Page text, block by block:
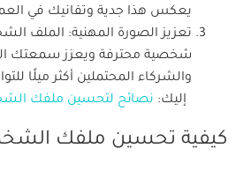
يعكس هذا جدية وتفانيك في
تعزيز الصورة المهنية: الملف
شخصية محترفة ويعزز سمعتك
والشركاء المحتملين أكثر ميلًا
إليك: نصائح لتحسين ملفك
كيفية تحسين ملفك